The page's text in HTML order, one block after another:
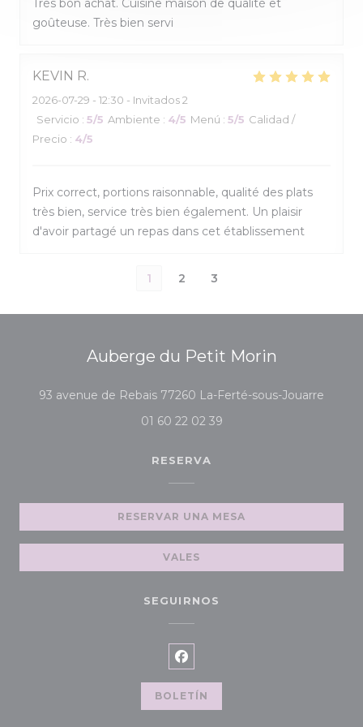
Très bon achat. Cuisine maison de qualité et
goûteuse. Très bien servi
KEVIN R
2026-07-29 - 12:30 - Invitados 2
Servicio : 5/5 Ambiente : 4/5 Menú : 5/5 Calidad /
Precio : 4/5
Prix correct, portions raisonnable, qualité des plats
très bien, service très bien également. Un plaisir
d'avoir partagé un repas dans cet établissement
1 2 3
Auberge du Petit Morin
93 avenue de Rebais 77260 La-Ferté-sous-Jouarre
01 60 22 02 39
RESERVA
RESERVAR UNA MESA
VALES
SEGUIRNOS
Facebook ((abre en una
BOLETÍN